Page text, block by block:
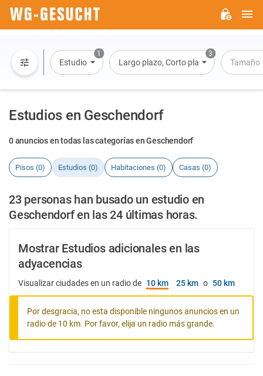
1
Estudio
3
Largo plazo, Corto plazo, Alquiler por
Tamaño
Estudios en Geschendorf
0 anuncios en todas las categorías en Geschendorf
Pisos (0) Estudios (0) Habitaciones (0) Casas (0)
23 personas han busado un estudio en
Geschendorf en las 24 últimas horas.
Mostrar Estudios adicionales en las
adyacencias
Visualizar ciudades en un radio de 10 km 25 km o 50 km
Por desgracia, no esta disponible ningunos anuncios en un
radio de 10 km. Por favor, elija un radio más grande.